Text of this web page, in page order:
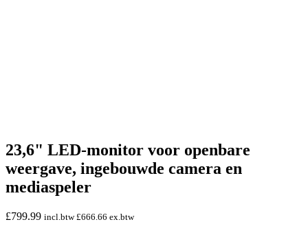
23,6" LED-monitor voor openbare
weergave, ingebouwde camera en
mediaspeler
£799.99 incl.btw£666.66 ex.btw